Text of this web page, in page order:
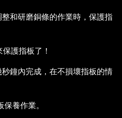
和研磨銅條的作業時，保護指
護指板了！
鐘內完成，在不損壞指板的情
養作業。